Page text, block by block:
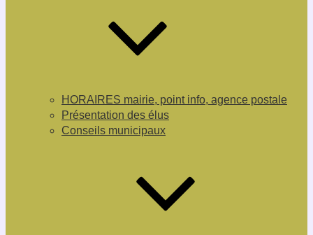
HORAIRES mairie, point info, agence postale
Présentation des élus
Conseils municipaux